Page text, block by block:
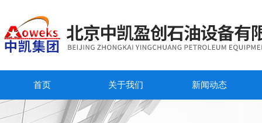
首页 关于我们 新闻动态